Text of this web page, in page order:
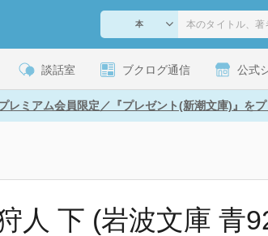
談話室 ブクログ通信 公式
レミアム会員限定／『プレゼント(新潮文庫)』をプ
人 下 (岩波文庫 青